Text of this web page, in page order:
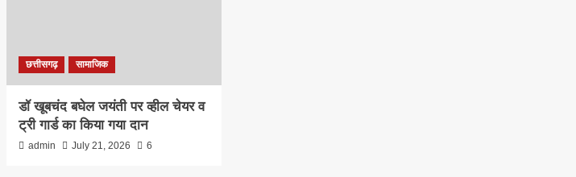
छत्तीसगढ़ सामाजिक
डॉ खूबचंद बघेल जयंती पर व्हील चेयर व
ट्री गार्ड का किया गया दान
admin July 21, 2026 6